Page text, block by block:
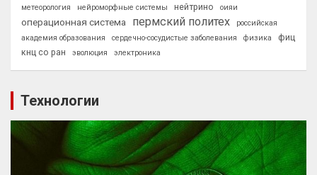
метеорология нейроморфные системы нейтрино оияи
операционная система пермский политех
российская
академия образования
сердечно-сосудистые заболевания физика
фиц
кнц со ран
эволюция электроника
Технологии